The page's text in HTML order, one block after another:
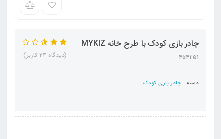
چادر بازی کودک با طرح خانه MYKIZ
454251
دسته : چادر بازی کودک
(دیدگاه 24 کاربر)